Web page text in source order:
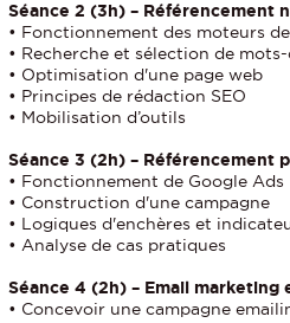
Séance 2 (3h) – Référencement
• Fonctionnement des moteurs
• Recherche et sélection de mots-
• Optimisation d'une page web
• Principes de rédaction SEO
• Mobilisation d’outils
Séance 3 (2h) – Référencement
• Fonctionnement de Google Ads
• Construction d'une campagne
• Logiques d'enchères et
• Analyse de cas pratiques
Séance 4 (2h) – Email marketing
• Concevoir une campagne